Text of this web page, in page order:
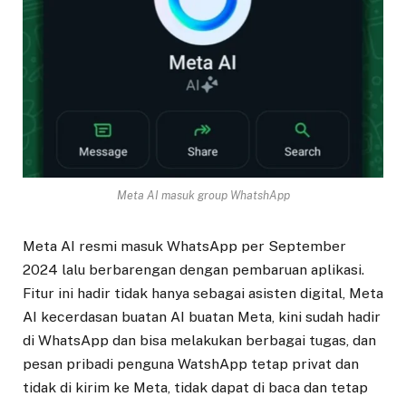
Meta AI masuk group WhatshApp
Meta AI resmi masuk WhatsApp per September
2024 lalu berbarengan dengan pembaruan aplikasi.
Fitur ini hadir tidak hanya sebagai asisten digital, Meta
AI kecerdasan buatan AI buatan Meta, kini sudah hadir
di WhatsApp dan bisa melakukan berbagai tugas, dan
pesan pribadi penguna WatshApp tetap privat dan
tidak di kirim ke Meta, tidak dapat di baca dan tetap